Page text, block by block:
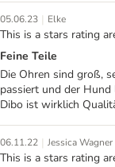
05.06.23 | Elke
This is a stars rating
Feine Teile
Die Ohren sind groß,
passiert und der Hund
Dibo ist wirklich
06.11.22 | Jessica Wagner
This is a stars rating